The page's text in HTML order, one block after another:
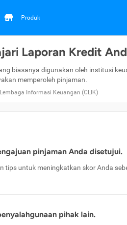
Produk
Laporan Kredit
biasanya digunakan oleh institusi
memperoleh pinjaman.
Informasi Keuangan (CLIK)
pinjaman Anda disetujui.
tips untuk meningkatkan skor Anda
pihak lain.